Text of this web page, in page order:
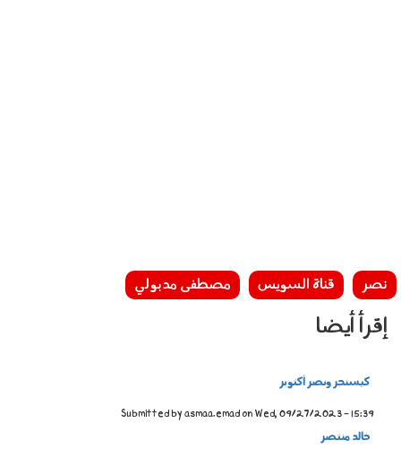
نصر قناة السويس مصطفى مدبولي
إقرأ أيضا
كيسنجر ونصر أكتوبر
Submitted byasmaa.emadon Wed, 09/27/2023 - 15:39
خالد منتصر